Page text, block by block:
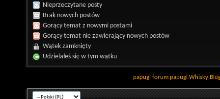
Nieprzeczytane posty
Brak nowych postów
Gorący temat z nowymi postami
Gorący temat nie zawierający nowych postów
Wątek zamknięty
Udzielałeś się w tym wątku
papugi forum papugi Whisky